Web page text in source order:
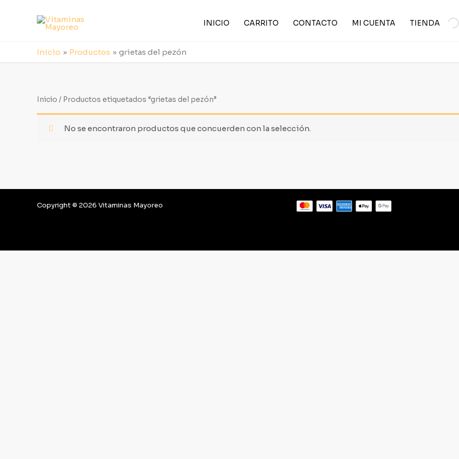
INICIO CARRITO CONTACTO MI CUENTA TIENDA
Inicio Productos grietas del pezón
Inicio / Productos etiquetados “grietas del pezón”
No se encontraron productos que concuerden con la selección.
Copyright © 2026 Vitaminas Mayoreo